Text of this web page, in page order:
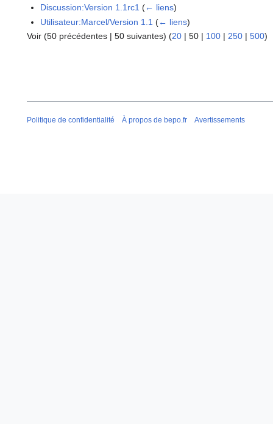
Discussion:Version 1.1rc1 (← liens)
Utilisateur:Marcel/Version 1.1 (← liens)
Voir (50 précédentes | 50 suivantes) (20 | 50 | 100 | 250 | 500)
Politique de confidentialité À propos de bepo.fr Avertissements